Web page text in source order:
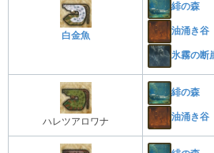
白金魚
緋の森
油涌き谷
氷霧の断
ハレツアロワナ
緋の森
油涌き谷